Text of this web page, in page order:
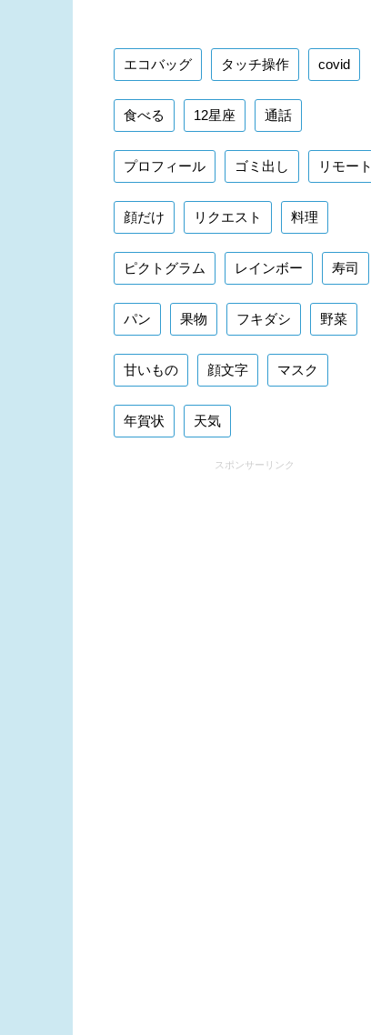
エコバッグ タッチ操作 covid
食べる 12星座 通話
プロフィール ゴミ出し リモート
顔だけ リクエスト 料理
ピクトグラム レインボー 寿司
パン 果物 フキダシ 野菜
甘いもの 顔文字 マスク
年賀状 天気
スポンサーリンク